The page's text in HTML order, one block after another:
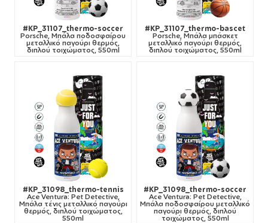
#KP_31107_thermo-soccer
Porsche, Μπάλα ποδοσφαίρου
μεταλλικό παγούρι θερμός,
διπλού τοιχώματος, 550ml
#KP_31107_thermo-bascet
Porsche, Μπάλα μπάσκετ
μεταλλικό παγούρι θερμός,
διπλού τοιχώματος, 550ml
#KP_31098_thermo-tennis
Ace Ventura: Pet Detective,
Μπάλα τένις μεταλλικό παγούρι
θερμός, διπλού τοιχώματος,
550ml
#KP_31098_thermo-soccer
Ace Ventura: Pet Detective,
Μπάλα ποδοσφαίρου μεταλλικό
παγούρι θερμός, διπλού
τοιχώματος, 550ml